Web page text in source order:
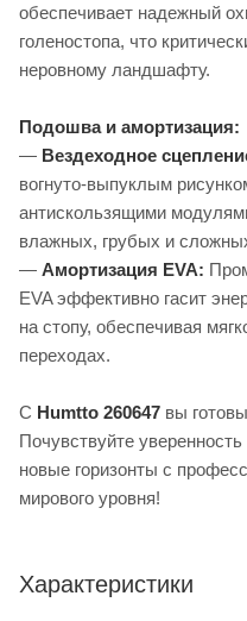
обеспечивает надежный
голеностопа, что
неровному ландшафту.
Подошва и амортизация:
— Вездеходное
вогнуто-выпуклым
антискользящими
влажных, грубых и
— Амортизация EVA:
EVA эффективно гасит
на стопу, обеспечивая
переходах.
С Humtto 260647 вы
Почувствуйте
новые горизонты с
мирового уровня!
Характеристики